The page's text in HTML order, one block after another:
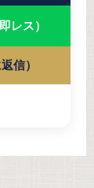
レス）
信）